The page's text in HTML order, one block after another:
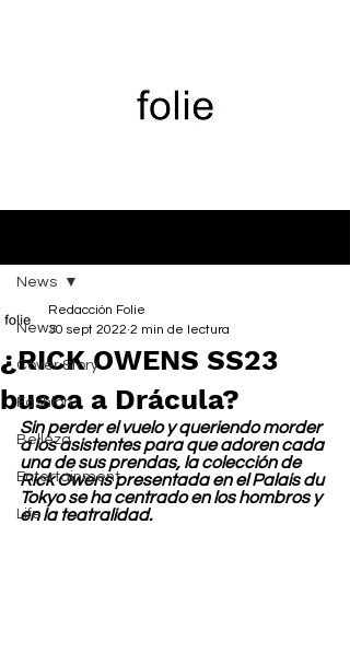
News
Cover Story
Fashion
Belleza
Entertainment
Life
News
¿RICK OWENS SS23
busca a Drácula?
Redacción Folie
30 sept 2022 2 min de lectura
Sin perder el vuelo y queriendo morder
a los asistentes para que adoren cada
una de sus prendas, la colección de
Rick Owens presentada en el Palais du
Tokyo se ha centrado en los hombros y
en la teatralidad.